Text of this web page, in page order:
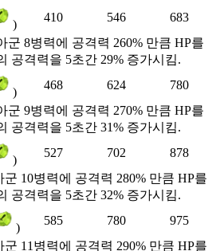
)
410 546
683
군 8병력에 공격력 260% 만큼 HP를
공격력을 5초간 29% 증가시킴.
)
468 624
780
군 9병력에 공격력 270% 만큼 HP를
공격력을 5초간 31% 증가시킴.
)
527 702
878
10병력에 공격력 280% 만큼 HP를
공격력을 5초간 32% 증가시킴.
)
585 780
975
11병력에 공격력 290% 만큼 HP를